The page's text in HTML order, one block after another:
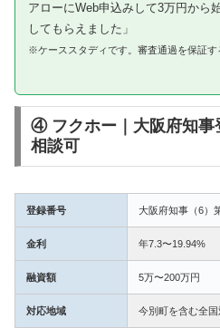
アローにWeb申込みして3万円から
してもらえました」
※ケーススタディです。審査通過を保証す
④ フクホー｜大阪府知事
相談可
登録番号 大阪府知事（6）
金利 年7.3〜19.94%
融資額 5万〜200万円
対応地域 今別町を含む全国